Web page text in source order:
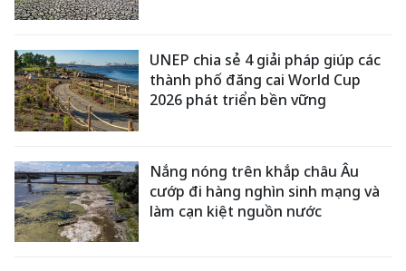
UNEP chia sẻ 4 giải pháp giúp các
thành phố đăng cai World Cup
2026 phát triển bền vững
Nắng nóng trên khắp châu Âu
cướp đi hàng nghìn sinh mạng và
làm cạn kiệt nguồn nước